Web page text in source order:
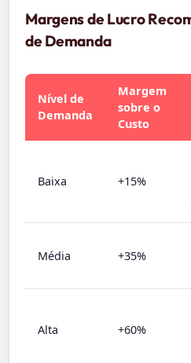
Margens de Lucro
de Demanda
Nível de
Demanda
Margem
sobre o
Custo
Baixa +15%
Média +35%
Alta +60%